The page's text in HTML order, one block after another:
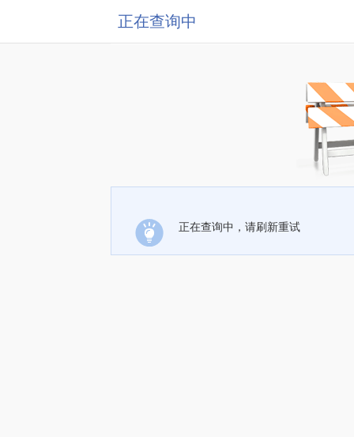
正在查询中
正在查询中，请刷新重试